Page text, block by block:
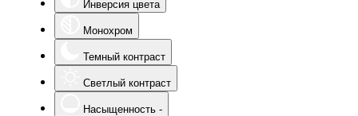
Инверсия цвета
Монохром
Темный контраст
Светлый контраст
Насыщенность -